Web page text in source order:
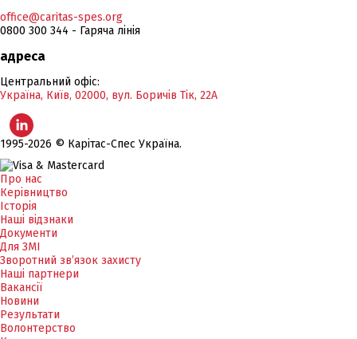
office@caritas-spes.org
0800 300 344 - Гаряча лінія
адреса
Центральний офіс:
Україна, Київ, 02000, вул. Боричів Тік, 22А
1995-2026 © Карітас-Спес Україна.
Про нас
Керівництво
Історія
Наші відзнаки
Документи
Для ЗМІ
Зворотний зв’язок захисту
Наші партнери
Вакансії
Новини
Результати
Волонтерство